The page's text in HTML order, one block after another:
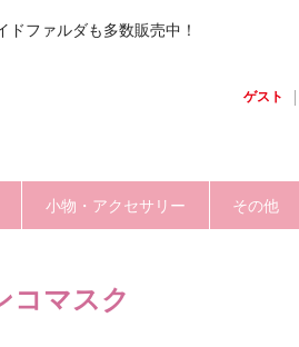
ファルダも多数販売中！
ゲスト
小物・アクセサリー その他
コマスク